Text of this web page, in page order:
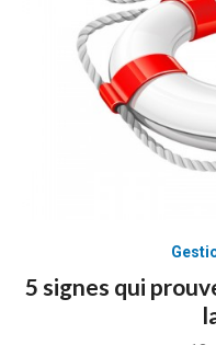
5 signes qui